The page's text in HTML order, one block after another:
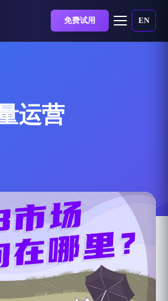
免费试用 EN
运营